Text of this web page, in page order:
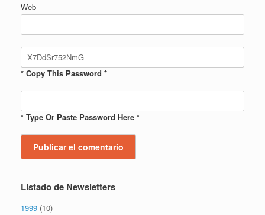
Web
* Copy This Password *
* Type Or Paste Password Here *
Listado de Newsletters
1999 (10)